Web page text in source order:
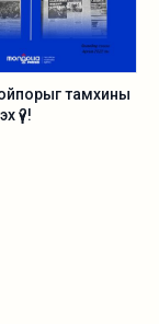
тамхины
үү?!